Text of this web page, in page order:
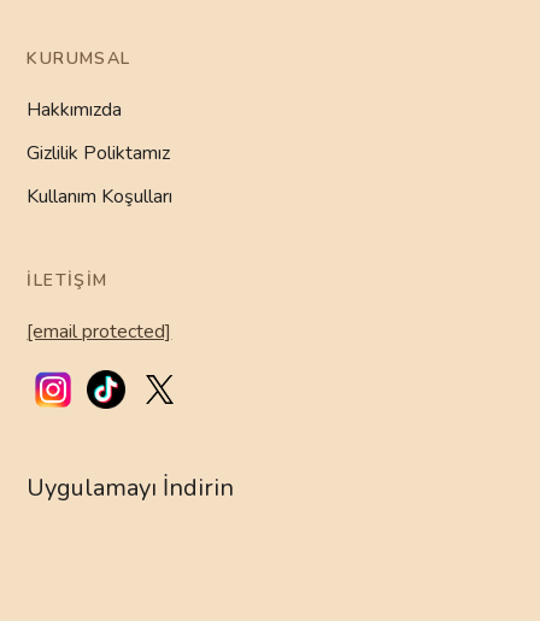
KURUMSAL
Hakkımızda
Gizlilik Poliktamız
Kullanım Koşulları
İLETIŞIM
[email protected]
Uygulamayı İndirin